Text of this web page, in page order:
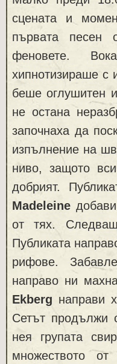
сцената и
първата песен
феновете.
хипнотизираше с
беше оглушитен
не остана
започнаха да
изпълнение на
ниво, защото
добрият.
Мadeleine
от тях.
Публиката
рифове.
направо ни
Ekberg направи
Сетът продължи
нея групата
множеството